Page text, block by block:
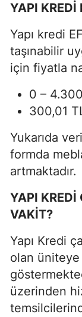
YAPI KREDİ
Yapı kredi
taşınabilir
için fiyatla
0 –
300,01
Yukarıda
formda
artmaktadır.
YAPI KREDİ
VAKİT?
Yapı Kredi
olan
üzerinden